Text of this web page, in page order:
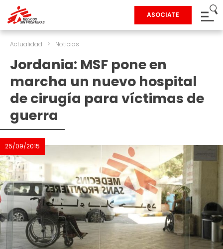
ASOCIATE
Actualidad > Noticias
Jordania: MSF pone en
marcha un nuevo hospital
de cirugía para víctimas de
guerra
25/09/2015